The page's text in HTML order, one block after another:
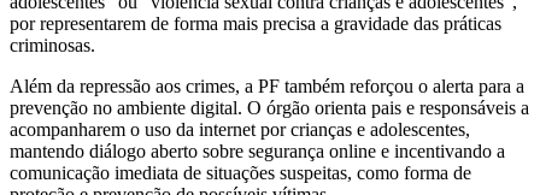
por representarem de forma mais precisa a gravidade das práticas
criminosas.
Além da repressão aos crimes, a PF também reforçou o alerta para a
prevenção no ambiente digital. O órgão orienta pais e responsáveis a
acompanharem o uso da internet por crianças e adolescentes,
mantendo diálogo aberto sobre segurança online e incentivando a
comunicação imediata de situações suspeitas, como forma de